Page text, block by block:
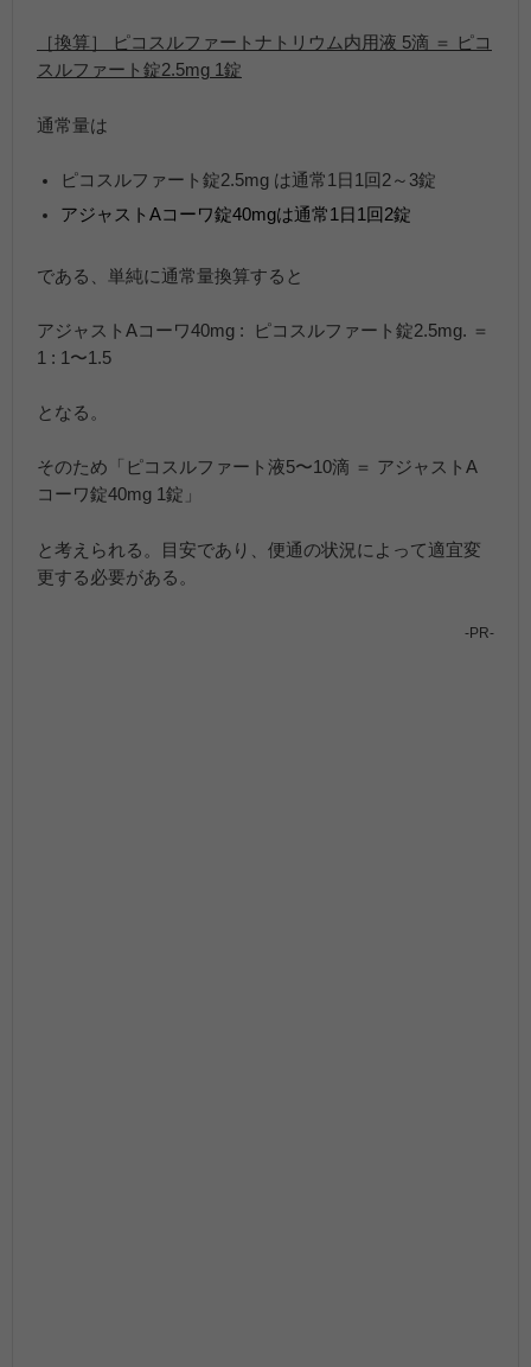
［換算］ ピコスルファートナトリウム内用液 5滴 ＝ ピコ
スルファート錠2.5mg 1錠
通常量は
ピコスルファート錠2.5mg は通常1日1回2～3錠
アジャストAコーワ錠40mgは通常1日1回2錠
である、単純に通常量換算すると
アジャストAコーワ40mg :
ピコスルファート錠2.5mg. ＝
1 : 1〜1.5
となる。
そのため「ピコスルファート液5〜10滴 ＝ アジャストA
コーワ錠40mg 1錠」
と考えられる。目安であり、便通の状況によって適宜変
更する必要がある。
-PR-